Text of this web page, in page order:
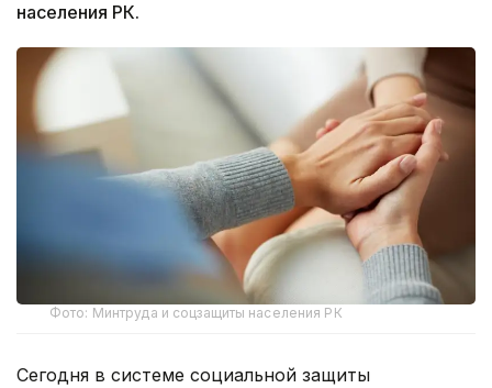
населения РК.
Фото: Минтруда и соцзащиты населения РК
Сегодня в системе социальной защиты